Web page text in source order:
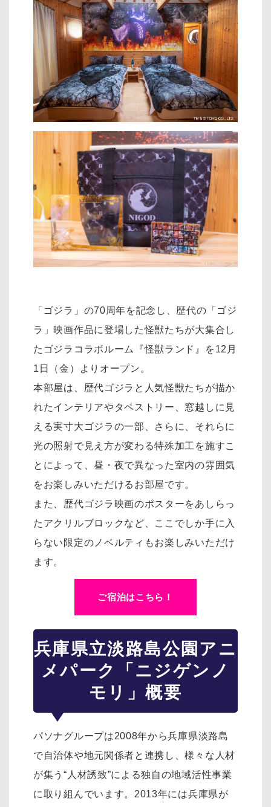
「ゴジラ」の70周年を記念し、歴代の「ゴジ
ラ」映画作品に登場した怪獣たちが大集合し
たゴジラコラボルーム『怪獣ランド』を12月
1日（金）よりオープン。
本部屋は、歴代ゴジラと人気怪獣たちが描か
れたインテリアやタペストリー、窓越しに見
える実寸大ゴジラの一部、さらに、それらに
光の照射で見え方が変わる特殊加工を施すこ
とによって、昼・夜で異なった室内の雰囲気
をお楽しみいただけるお部屋です。
また、歴代ゴジラ映画のポスターをあしらっ
たアクリルブロックなど、ここでしか手に入
らない限定のノベルティもお楽しみいただけ
ます。
ご宿泊はこちら！
兵庫県立淡路島公園アニ
メパーク「ニジゲンノ
モリ」概要
パソナグループは2008年から兵庫県淡路島
で自治体や地元関係者と連携し、様々な人材
が集う“人材誘致”による独自の地域活性事業
に取り組んでいます。2013年には兵庫県が